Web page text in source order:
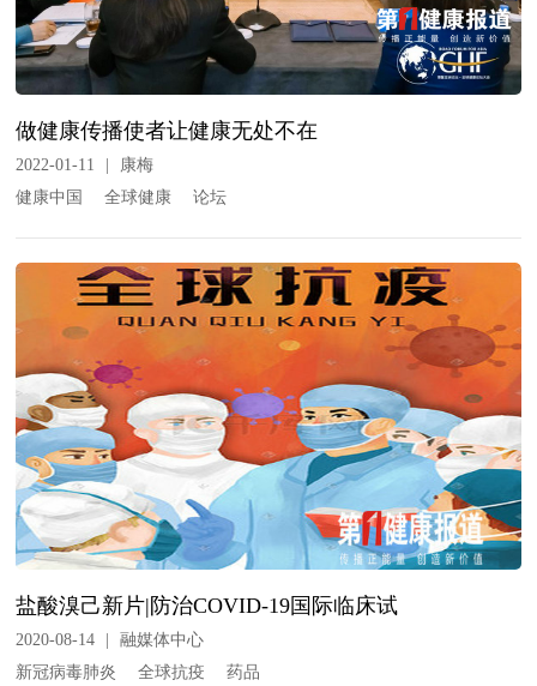
做健康传播使者让健康无处不在
2022-01-11
康梅
健康中国
全球健康 论坛
盐酸溴己新片|防治COVID-19国际临床试
2020-08-14
融媒体中心
新冠病毒肺炎
全球抗疫 药品